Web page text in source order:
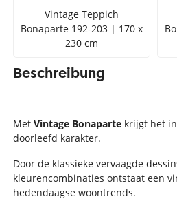
Vintage Teppich
Bonaparte 192-203 | 170 x
230 cm
Beschreibung
MetVintage Bonaparte krijgt het
doorleefd karakter.
Door de klassieke vervaagde
kleurencombinaties ontstaat een
hedendaagse woontrends.